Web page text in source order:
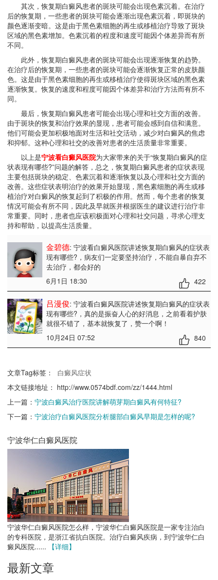
其次，恢复期白癜风患者的斑块可能会出现色素沉着。在治疗
后的恢复期，一些患者的斑块可能会逐渐出现色素沉着，即斑块的
颜色逐渐变暗。这是由于黑色素细胞的再生或移植治疗导致了斑块
区域的黑色素增加。色素沉着的程度和速度可能因个体差异而有所
不同。
此外，恢复期白癜风患者的斑块可能会出现逐渐恢复的趋势。
在治疗后的恢复期，一些患者的斑块可能会逐渐恢复正常的皮肤颜
色。这是由于黑色素细胞的再生或移植治疗使得斑块区域的黑色素
逐渐恢复。恢复的速度和程度可能因个体差异和治疗方法而有所不
同。
最后，恢复期白癜风患者可能会出现心理和社交方面的改善。
由于斑块的恢复和治疗效果的显现，患者可能会感到自信和满意。
他们可能会更加积极地面对生活和社交活动，减少对白癜风的焦虑
和抑郁。这种心理和社交的改善对患者的生活质量非常重要。
以上是宁波看白癜风医院为大家带来的关于“恢复期白癜风的症
状表现有哪些?”问题的解答，总之，恢复期白癜风患者的症状表现
主要包括斑块的稳定、色素沉着和逐渐恢复以及心理和社交方面的
改善。这些症状表明治疗的效果开始显现，黑色素细胞的再生或移
植治疗对白癜风的恢复起到了积极的作用。然而，每个患者的恢复
情况可能会有所不同，因此及早就医并根据医生的建议进行治疗非
常重要。同时，患者也应该积极面对心理和社交问题，寻求心理支
持和帮助，以提高生活质量。
金碧德: 宁波看白癜风医院讲述恢复期白癜风的症状表
现有哪些? ，病友们一定要坚持治疗，不能自暴自弃不
去治疗，都会好的
6月1日 18:30
422
吕漫俊: 宁波看白癜风医院讲述恢复期白癜风的症状表
现有哪些? ，真的是振奋人心的好消息，之前看着护肤
就很不错了，基本就恢复了，赞一个啊！
10月24日 07:52
840
文章Tag标签：
白癜风症状
本文链接地址： http://www.0574bdf.com/zz/1444.html
上一篇： 宁波白癜风治疗医院讲解萌芽期白癜风有何特征?
下一篇： 宁波治疗白癜风医院分析腿部白癜风早期是怎样的呢?
宁波华仁白癜风医院
宁波华仁白癜风医院怎么样，宁波华仁白癜风医院是一家专注治白
的专科医院，是浙江省抗白医院。治疗白癜风疾病，到宁波华仁白
癜风医院......
【详细】
最新文章